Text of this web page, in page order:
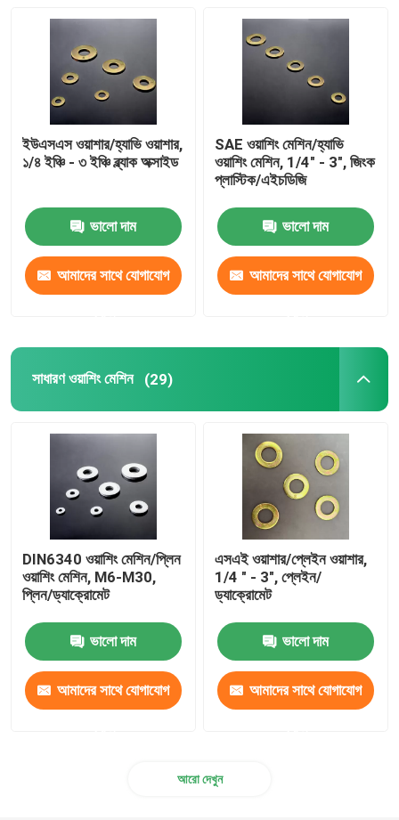
সাধারণ ওয়াশিং মেশিন
চ্যামফারেড ওয়াশার
উচ্চ টেনসিল ওয়াশার
জিংকযুক্ত ওয়াশিং মেশিন
অ-স্ট্যান্ডার্ড ওয়াশার
ইউএসএস ওয়াশার/হ্যাভি ওয়াশার,
১/৪ ইঞ্চি - ৩ ইঞ্চি ব্ল্যাক অক্সাইড
ভালো দাম
আমাদের সাথে যোগাযোগ
SAE ওয়াশিং মেশিন/হ্যাভি
ওয়াশিং মেশিন, 1/4" - 3", জিংক
প্লাস্টিক/এইচডিজি
ভালো দাম
আমাদের সাথে যোগাযোগ
সাধারণ ওয়াশিং মেশিন (29)
DIN6340 ওয়াশিং মেশিন/প্লিন
ওয়াশিং মেশিন, M6-M30,
প্লিন/ড্যাক্রোমেট
ভালো দাম
আমাদের সাথে যোগাযোগ
এসএই ওয়াশার/প্লেইন ওয়াশার,
1/4 " - 3", প্লেইন/
ড্যাক্রোমেট
ভালো দাম
আমাদের সাথে যোগাযোগ
আরো দেখুন